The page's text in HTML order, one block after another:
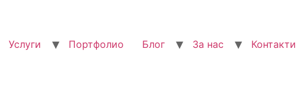
Услуги Портфолио Блог За нас Контакти